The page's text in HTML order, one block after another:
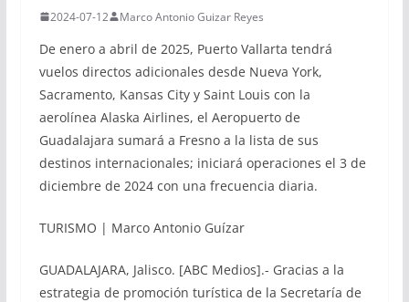
2024-07-12 Marco Antonio Guizar Reyes
De enero a abril de 2025, Puerto Vallarta tendrá
vuelos directos adicionales desde Nueva York,
Sacramento, Kansas City y Saint Louis con la
aerolínea Alaska Airlines, el Aeropuerto de
Guadalajara sumará a Fresno a la lista de sus
destinos internacionales; iniciará operaciones el 3 de
diciembre de 2024 con una frecuencia diaria.
TURISMO | Marco Antonio Guízar
GUADALAJARA, Jalisco. [ABC Medios].- Gracias a la
estrategia de promoción turística de la Secretaría de